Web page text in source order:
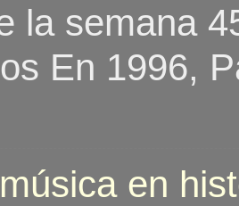
la semana
En 1996,
en